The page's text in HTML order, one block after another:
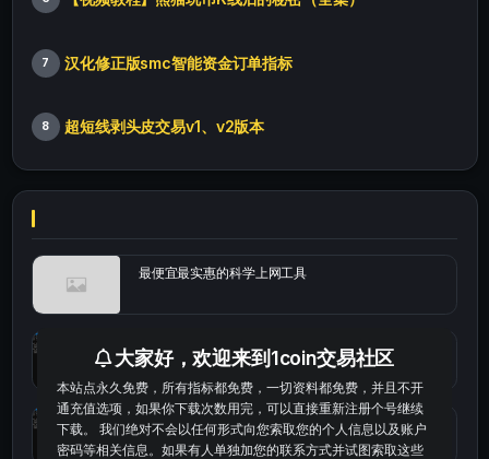
7 汉化修正版smc智能资金订单指标
8 超短线剥头皮交易v1、v2版本
最便宜最实惠的科学上网工具
统计涨跌幅的python代码
okx的短线量化的免费版本
大家好，欢迎来到1coin交易社区
本站点永久免费，所有指标都免费，一切资料都免费，并且不开
通充值选项，如果你下载次数用完，可以直接重新注册个号继续
下载。 我们绝对不会以任何形式向您索取您的个人信息以及账户
密码等相关信息。如果有人单独加您的联系方式并试图索取这些